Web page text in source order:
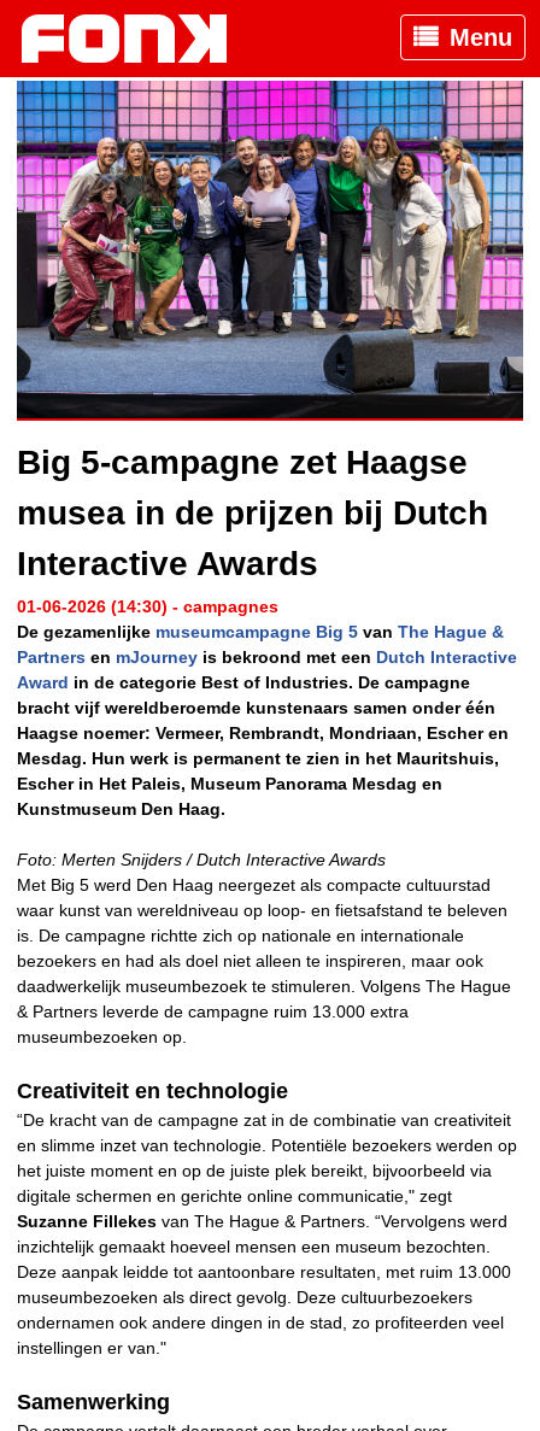
Menu
Big 5-campagne zet Haagse
musea in de prijzen bij Dutch
Interactive Awards
01-06-2026 (14:30) - campagnes
De gezamenlijke museumcampagne Big 5 van The Hague &
Partners en mJourney is bekroond met een Dutch Interactive
Award in de categorie Best of Industries. De campagne
bracht vijf wereldberoemde kunstenaars samen onder één
Haagse noemer: Vermeer, Rembrandt, Mondriaan, Escher en
Mesdag. Hun werk is permanent te zien in het Mauritshuis,
Escher in Het Paleis, Museum Panorama Mesdag en
Kunstmuseum Den Haag.
Foto: Merten Snijders / Dutch Interactive Awards
Met Big 5 werd Den Haag neergezet als compacte cultuurstad
waar kunst van wereldniveau op loop- en fietsafstand te beleven
is. De campagne richtte zich op nationale en internationale
bezoekers en had als doel niet alleen te inspireren, maar ook
daadwerkelijk museumbezoek te stimuleren. Volgens The Hague
& Partners leverde de campagne ruim 13.000 extra
museumbezoeken op.
Creativiteit en technologie
“De kracht van de campagne zat in de combinatie van creativiteit
en slimme inzet van technologie. Potentiële bezoekers werden op
het juiste moment en op de juiste plek bereikt, bijvoorbeeld via
digitale schermen en gerichte online communicatie," zegt
Suzanne Fillekes van The Hague & Partners. “Vervolgens werd
inzichtelijk gemaakt hoeveel mensen een museum bezochten.
Deze aanpak leidde tot aantoonbare resultaten, met ruim 13.000
museumbezoeken als direct gevolg. Deze cultuurbezoekers
ondernamen ook andere dingen in de stad, zo profiteerden veel
instellingen er van."
Samenwerking